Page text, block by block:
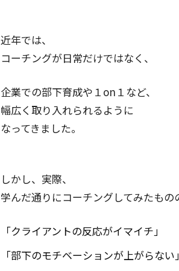
近年では、
コーチングが日常だけではなく、
企業での部下育成や１on１など、
幅広く取り入れられるように
なってきました。
しかし、実際、
学んだ通りにコーチングしてみたもの
「クライアントの反応がイマイチ」
「部下のモチベーションが上がらない